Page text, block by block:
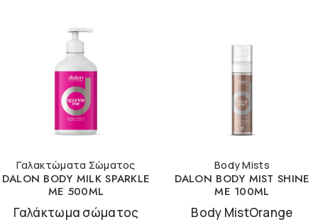
Γαλακτώματα Σώματος
DALON BODY MILK SPARKLE
ME 500ML
Γαλάκτωμα σώματος
Body Mists
DALON BODY MIST SHINE
ME 100ML
Body MistOrange